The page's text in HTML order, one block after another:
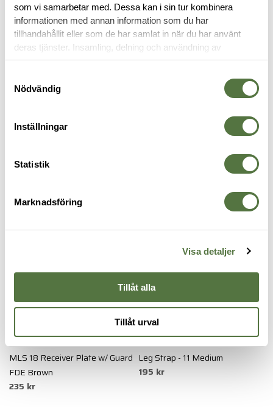
som vi samarbetar med. Dessa kan i sin tur kombinera
informationen med annan information som du har
tillhandahållit eller som de har samlat in när du har använt
deras tjänster. Insamling, delning och användning av
personuppgifter kan användas för personalisering av
Nödvändig
Inställningar
Statistik
Marknadsföring
Visa detaljer
Tillåt alla
Tillåt urval
SAFARILAND
MLS 18 Receiver Plate w/ Guard
FDE Brown
235 kr
SNIGEL
Leg Strap - 11 Medium
195 kr